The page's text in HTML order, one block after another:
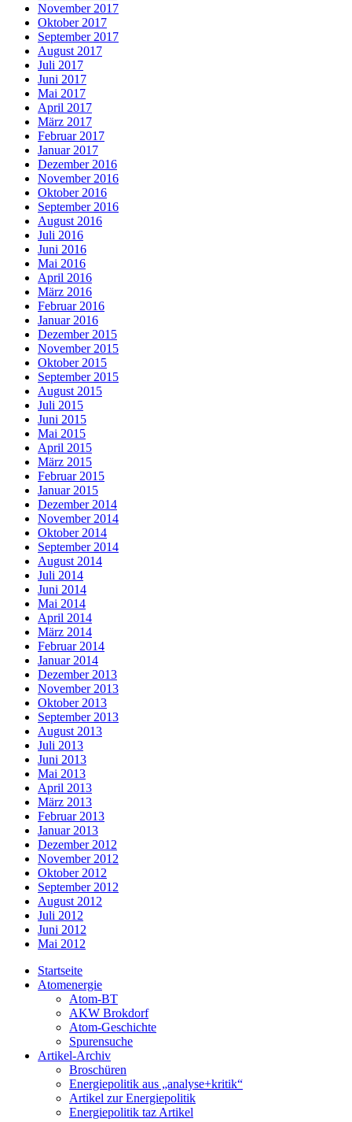
November 2017
Oktober 2017
September 2017
August 2017
Juli 2017
Juni 2017
Mai 2017
April 2017
März 2017
Februar 2017
Januar 2017
Dezember 2016
November 2016
Oktober 2016
September 2016
August 2016
Juli 2016
Juni 2016
Mai 2016
April 2016
März 2016
Februar 2016
Januar 2016
Dezember 2015
November 2015
Oktober 2015
September 2015
August 2015
Juli 2015
Juni 2015
Mai 2015
April 2015
März 2015
Februar 2015
Januar 2015
Dezember 2014
November 2014
Oktober 2014
September 2014
August 2014
Juli 2014
Juni 2014
Mai 2014
April 2014
März 2014
Februar 2014
Januar 2014
Dezember 2013
November 2013
Oktober 2013
September 2013
August 2013
Juli 2013
Juni 2013
Mai 2013
April 2013
März 2013
Februar 2013
Januar 2013
Dezember 2012
November 2012
Oktober 2012
September 2012
August 2012
Juli 2012
Juni 2012
Mai 2012
Startseite
Atomenergie
Atom-BT
AKW Brokdorf
Atom-Geschichte
Spurensuche
Artikel-Archiv
Broschüren
Energiepolitik aus „analyse+kritik“
Artikel zur Energiepolitik
Energiepolitik taz Artikel